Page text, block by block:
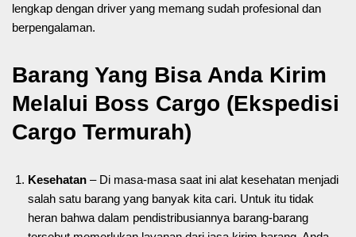
lengkap dengan driver yang memang sudah profesional dan
berpengalaman.
Barang Yang Bisa Anda Kirim
Melalui Boss Cargo (Ekspedisi
Cargo Termurah)
Kesehatan – Di masa-masa saat ini alat kesehatan menjadi
salah satu barang yang banyak kita cari. Untuk itu tidak
heran bahwa dalam pendistribusiannya barang-barang